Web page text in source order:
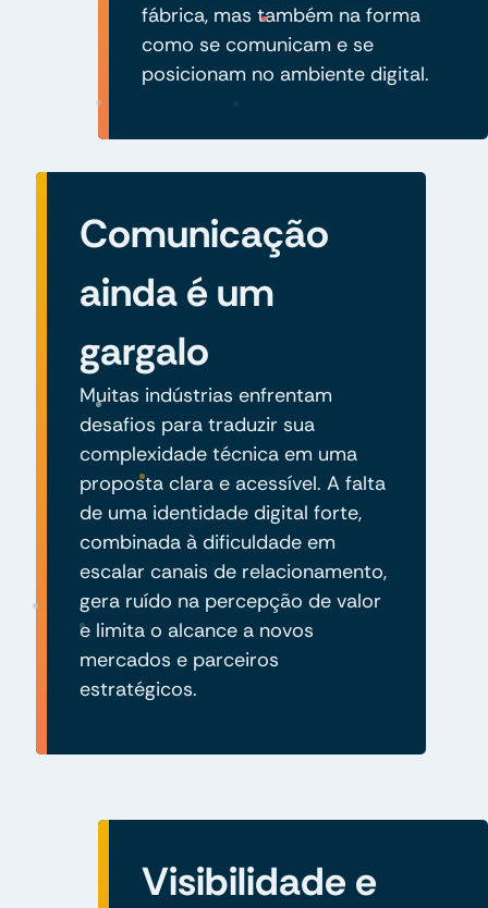
fábrica, mas também na forma
como se comunicam e se
posicionam no ambiente digital.
Comunicação
ainda é um
gargalo
Muitas indústrias enfrentam
desafios para traduzir sua
complexidade técnica em uma
proposta clara e acessível. A falta
de uma identidade digital forte,
combinada à dificuldade em
escalar canais de relacionamento,
gera ruído na percepção de valor
e limita o alcance a novos
mercados e parceiros
estratégicos.
Visibilidade e